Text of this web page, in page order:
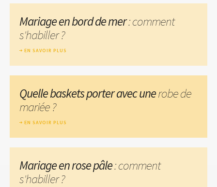
Mariage en bord de mer: comment
s'habiller ?
EN SAVOIR PLUS
Quelle baskets porter avec unerobe de
mariée ?
EN SAVOIR PLUS
Mariage en rose pâle: comment
s'habiller ?